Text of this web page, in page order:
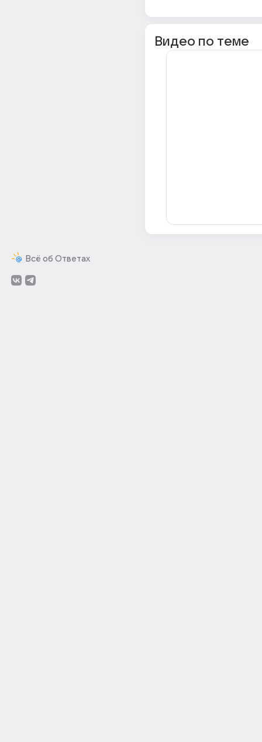
Всё об Ответах
Видео по теме